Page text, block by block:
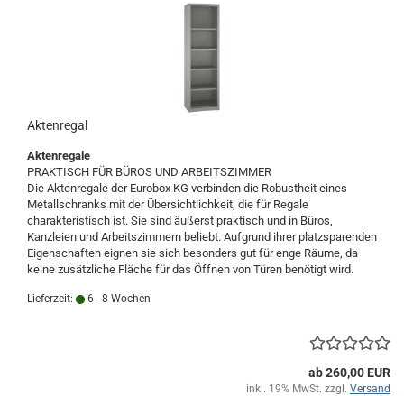
Aktenregal
Aktenregale
PRAKTISCH FÜR BÜROS UND ARBEITSZIMMER
Die Aktenregale der Eurobox KG verbinden die Robustheit eines
Metallschranks mit der Übersichtlichkeit, die für Regale
charakteristisch ist. Sie sind äußerst praktisch und in Büros,
Kanzleien und Arbeitszimmern beliebt. Aufgrund ihrer platzsparenden
Eigenschaften eignen sie sich besonders gut für enge Räume, da
keine zusätzliche Fläche für das Öffnen von Türen benötigt wird.
Lieferzeit: 6 - 8 Wochen
ab 260,00 EUR
inkl. 19% MwSt. zzgl. Versand